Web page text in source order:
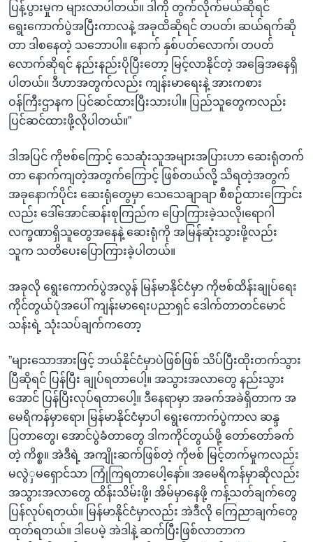
ပြန့်ပွားမှုက များလာပါတယ်။ ဒါကို တွက်လိုက်မယ်ဆိုရင်
ရွေးကောက်ပွဲအပြီးကာလနဲ့ အခုထိဆိုရင် တပတ်၊ ဆယ်ရက်ဆို
တာ ဒါစနေတဲ့ သဘောပါ။ နောက် နှစ်ပတ်လောက်၊ တပတ်
လောက်ဆိုရင် နည်းနည်းပိုပြီးတော့ မြင့်လာနိုင်တဲ့ အခြေအနေရှိ
ပါတယ်။ ဒီဟာအတွက်လည်း ကျန်းမာရေးနဲ့ အားကစား
ဝန်ကြီးဌာနက ပြင်ဆင်ထားပြီးသားပါ။ ပြည်သူတွေကလည်း
ပြင်ဆင်ထားဖို့လိုပါတယ်။”
ဒါအပြင် ကိုဗစ်ကြောင့် သေဆုံးသူအများအပြားဟာ ဆေးရုံတက်
တာ နောက်ကျတဲ့အတွက်ကြောင့် ဖြစ်တယ်လို့ သိရတဲ့အတွက်
အခုနောက်ပိုင်း ဆေးရုံတွေမှာ သေသေချာချာ စီစဉ်ထားကြောင်း
လည်း ဒေါ်အောင်ဆန်းစုကြည်က ပြောကြားခဲ့သလို၊ရောဂါ
လက္ခဏာရှိသူတွေအနေနဲ့ ဆေးရုံကို အမြန်ဆုံးသွားဖို့လည်း
သူက သတိပေးပြောကြားခဲ့ပါတယ်။
အခုလို ရွေးကောက်ပွဲအလွန် မြန်မာနိုင်ငံမှာ ကိုဗစ်ထိန်းချုပ်ရေး
ကိုင်တွယ်ပုံအပေါ် ကျန်းမာရေးပညာရှင် ဒေါက်တာတင်မောင်
သန်းရဲ့ သုံးသပ်ချက်ကတော့
”များသောအားဖြင့် ဘယ်နိုင်ငံမှာပဲဖြစ်ဖြစ် သိပ်ပြီးထိုးတက်သွား
ပြီဆိုရင် ပြန်ပြီး ချုပ်ရတာပေါ့။ အသွားအလာတွေ နည်းသွား
အောင် ပြန်ပြီးလုပ်ရတာပေါ့။ ဒီနေရာမှာ အခက်အခဲရှိတာက အ
မေရိကန်မှာရော၊ မြန်မာနိုင်ငံမှာပါ ရွေးကောက်ပွဲကာလ ဆန္ဒ
ပြတာတွေ၊ အောင်ပွဲခံတာတွေ ဒါကကိုင်တွယ်ဖို့ တော်တော်ခက်
တဲ့ ကိစ္စ။ အဲဒီရဲ့ အကျိုးဆက်ဖြစ်တဲ့ ကိုဗစ် မြင့်တက်မှုကလည်း
မလွဲှမရှောင်သာ ကြုံကြရတာပေါ့နော်။ အမေရိကန်မှာဆိုလည်း
အသွားအလာတွေ ထိန်းသိမ်းဖို့၊ အိမ်မှာနေဖို့ ကန့်သတ်ချက်တွေ
ပြန်လုပ်ရတယ်။ မြန်မာနိုင်ငံမှာလည်း အဲဒီလို ကြေညာချက်တွေ
ထုတ်ရတယ်။ ဒါပေမဲ့ အဲဒါနဲ့ ဆက်ပြီးဖြစ်လာတာက